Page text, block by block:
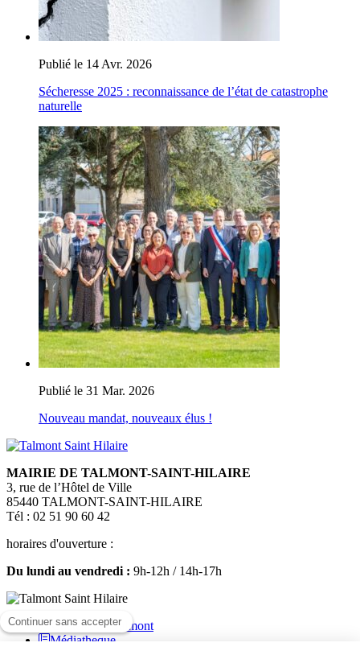
Publié le 14 Avr. 2026
Sécheresse 2025 : reconnaissance de l’état de catastrophe
naturelle
Publié le 31 Mar. 2026
Nouveau mandat, nouveaux élus !
MAIRIE DE TALMONT-SAINT-HILAIRE
3, rue de l’Hôtel de Ville
85440 TALMONT-SAINT-HILAIRE
Tél : 02 51 90 60 42
horaires d'ouverture :
Du lundi au vendredi : 9h-12h / 14h-17h
Médiatheque